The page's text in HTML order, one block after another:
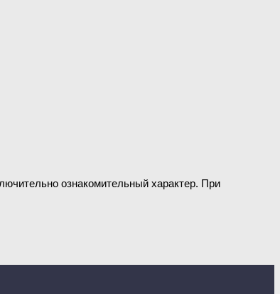
ознакомительный характер. При